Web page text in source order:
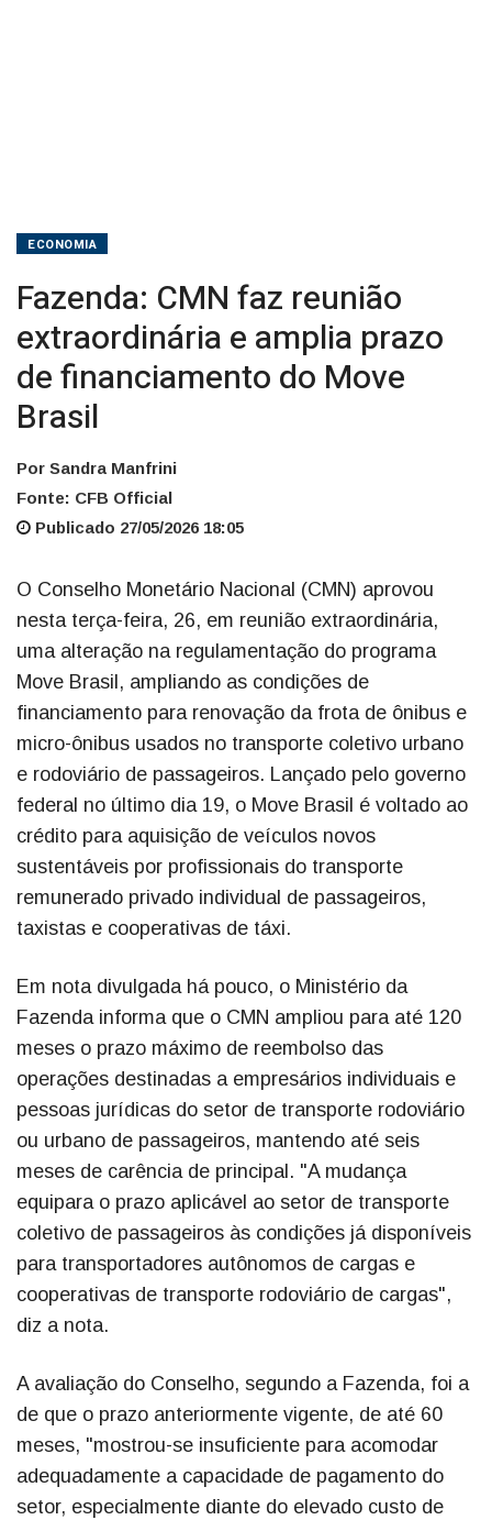
ECONOMIA
Fazenda: CMN faz reunião
extraordinária e amplia prazo
de financiamento do Move
Brasil
Por Sandra Manfrini
Fonte: CFB Official
Publicado 27/05/2026 18:05
O Conselho Monetário Nacional (CMN) aprovou
nesta terça-feira, 26, em reunião extraordinária,
uma alteração na regulamentação do programa
Move Brasil, ampliando as condições de
financiamento para renovação da frota de ônibus e
micro-ônibus usados no transporte coletivo urbano
e rodoviário de passageiros. Lançado pelo governo
federal no último dia 19, o Move Brasil é voltado ao
crédito para aquisição de veículos novos
sustentáveis por profissionais do transporte
remunerado privado individual de passageiros,
taxistas e cooperativas de táxi.
Em nota divulgada há pouco, o Ministério da
Fazenda informa que o CMN ampliou para até 120
meses o prazo máximo de reembolso das
operações destinadas a empresários individuais e
pessoas jurídicas do setor de transporte rodoviário
ou urbano de passageiros, mantendo até seis
meses de carência de principal. "A mudança
equipara o prazo aplicável ao setor de transporte
coletivo de passageiros às condições já disponíveis
para transportadores autônomos de cargas e
cooperativas de transporte rodoviário de cargas",
diz a nota.
A avaliação do Conselho, segundo a Fazenda, foi a
de que o prazo anteriormente vigente, de até 60
meses, "mostrou-se insuficiente para acomodar
adequadamente a capacidade de pagamento do
setor, especialmente diante do elevado custo de